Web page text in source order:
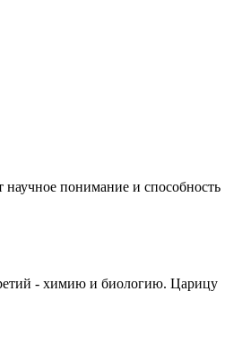
понимание и способность
- химию и биологию. Царицу